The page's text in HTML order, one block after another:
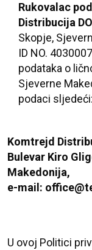
Rukovalac
Distribucija
Skopje,
ID NO.
podataka o
Sjeverne
podaci sljedeći:
Komtrejd
Bulevar Kiro
Makedonija,
e-mail:
U ovoj Politici